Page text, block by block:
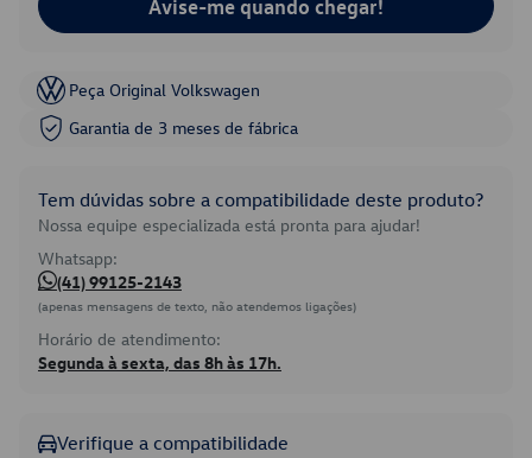
Avise-me quando chegar!
Peça Original Volkswagen
Garantia de 3 meses de fábrica
Tem dúvidas sobre a compatibilidade deste produto?
Nossa equipe especializada está pronta para ajudar!
Whatsapp:
(41) 99125-2143
(apenas mensagens de texto, não atendemos ligações)
Horário de atendimento:
Segunda à sexta, das 8h às 17h.
Verifique a compatibilidade